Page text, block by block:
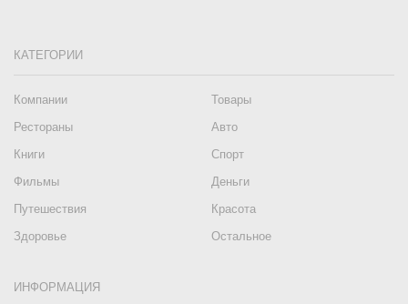
КАТЕГОРИИ
Компании
Товары
Рестораны
Авто
Книги
Спорт
Фильмы
Деньги
Путешествия
Красота
Здоровье
Остальное
ИНФОРМАЦИЯ